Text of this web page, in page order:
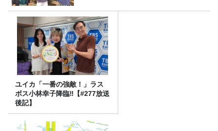
ユイカ「一番の強敵！」ラス
ボス小林幸子降臨‼【#277放送
後記】